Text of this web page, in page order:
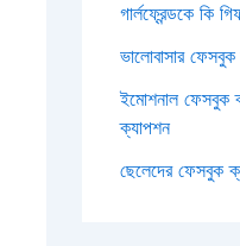
গার্লফ্রেন্ডকে কি
ভালোবাসার ফেসবুক
ইমোশনাল ফেসবুক
ক্যাপশন
ছেলেদের ফেসবুক